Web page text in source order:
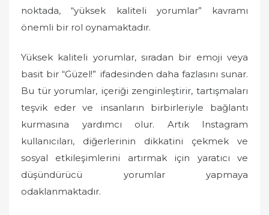
noktada, “yüksek kaliteli yorumlar” kavramı
önemli bir rol oynamaktadır.
Yüksek kaliteli yorumlar, sıradan bir emoji veya
basit bir “Güzel!” ifadesinden daha fazlasını sunar.
Bu tür yorumlar, içeriği zenginleştirir, tartışmaları
teşvik eder ve insanların birbirleriyle bağlantı
kurmasına yardımcı olur. Artık Instagram
kullanıcıları, diğerlerinin dikkatini çekmek ve
sosyal etkileşimlerini artırmak için yaratıcı ve
düşündürücü yorumlar yapmaya
odaklanmaktadır.